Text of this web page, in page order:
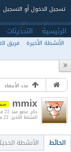
تسجيل الدخول أو التسجيل
الرئيسية التحديثات
الأنشطة الأخيرة فريق
عدد الأعضاء
mmix
ذكر عضو منذ 22 مارس 2006
النشاط الأخير 22 مارس 2006
الحائط الأنشطة